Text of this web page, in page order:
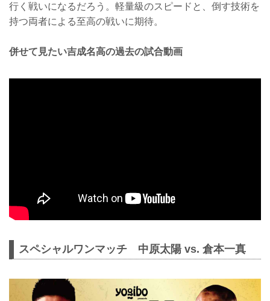
行く戦いになるだろう。軽量級のスピードと、倒す技術を
持つ両者による至高の戦いに期待。
併せて見たい吉成名高の過去の試合動画
スペシャルワンマッチ 中原太陽 vs. 倉本一真